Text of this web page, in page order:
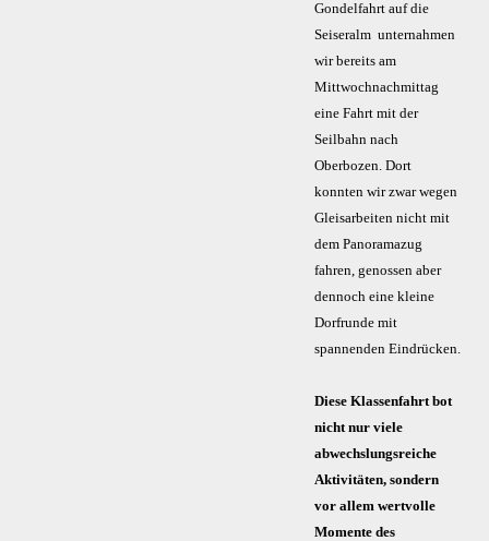
Gondelfahrt auf die
Seiseralm unternahmen
wir bereits am
Mittwochnachmittag
eine Fahrt mit der
Seilbahn nach
Oberbozen. Dort
konnten wir zwar wegen
Gleisarbeiten nicht mit
dem Panoramazug
fahren, genossen aber
dennoch eine kleine
Dorfrunde mit
spannenden Eindrücken.
Diese Klassenfahrt bot
nicht nur viele
abwechslungsreiche
Aktivitäten, sondern
vor allem wertvolle
Momente des